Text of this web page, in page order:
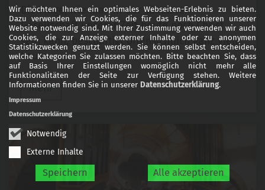
Wir möchten Ihnen ein optimales Webseiten-Erlebnis zu bieten.
Dazu verwenden wir Cookies, die für das Funktionieren unserer
Website notwendig sind. Mit Ihrer Zustimmung verwenden wir auch
Cookies, die zur Anzeige externer Inhalte oder zu anonymen
Statistikzwecken genutzt werden. Sie können selbst entscheiden,
welche Kategorien Sie zulassen möchten. Bitte beachten Sie, dass
auf Basis Ihrer Einstellungen womöglich nicht mehr alle
Funktionalitäten der Seite zur Verfügung stehen. Weitere
Informationen finden Sie in unserer Datenschutzerklärung.
Notwendig
Externe Inhalte
Speichern Alle akzeptieren
Impressum
Datenschutzerklärung
Die Frage, wie man in der säkularen
Gesellschaft unserer Zeit heute noch Christ
sein kann, beschäftigt offensichtlich ganz viele
Leute. ...
Mehr